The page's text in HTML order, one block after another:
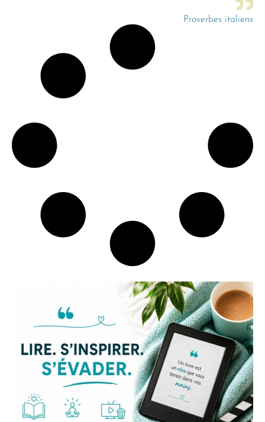
Proverbes italiens